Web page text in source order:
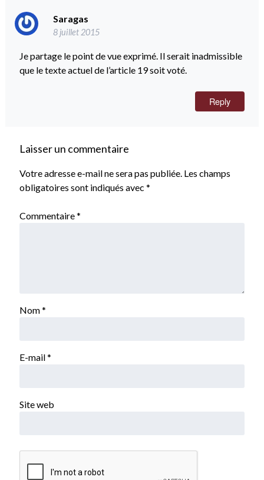
Saragas
8 juillet 2015
Je partage le point de vue exprimé. Il serait inadmissible
que le texte actuel de l’article 19 soit voté.
Reply
Laisser un commentaire
Votre adresse e-mail ne sera pas publiée. Les champs
obligatoires sont indiqués avec *
Commentaire*
Nom*
E-mail*
Site web